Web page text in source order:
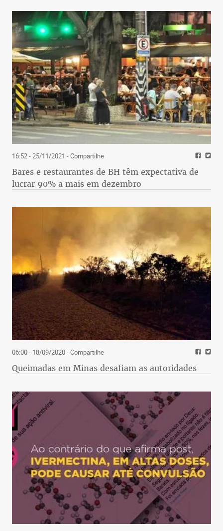
16:52 - 25/11/2021 - Compartilhe
Bares e restaurantes de BH têm expectativa de
lucrar 90% a mais em dezembro
06:00 - 18/09/2020- Compartilhe
Queimadas em Minas desafiam as autoridades